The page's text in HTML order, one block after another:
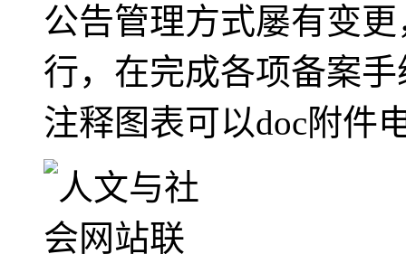
公告管理方式屡有变
行，在完成各项备案
注释图表可以doc附件